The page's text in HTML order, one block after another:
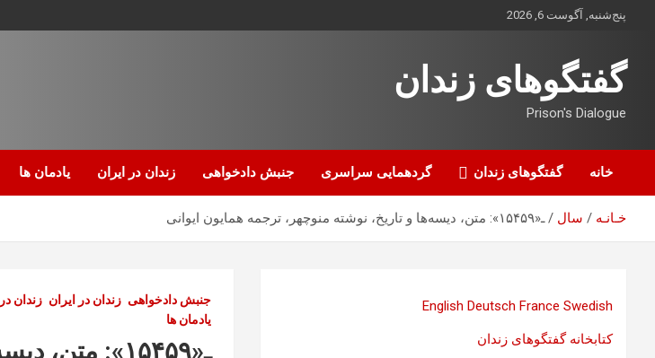
محتوا
پنج‌شنبه, آگوست 6, 2026
گفتگوهای زندان
Prison's Dialogue
خانه گفتگوهای زندان گردهمایی سراسری جنبش دادخواهی زندان در ایران یادمان ها
خـانـه سال ـ«۱۵۴۵۹»: متن، دیسه‌ها و تاریخ، نوشته منوچهر، ترجمه همایون ایوانی
جنبش دادخواهی زندان در ایران زندان
یادمان ها
ـ«۱۵۴۵۹»: متن، دیسه‌ها و تاریخ، نوشته منوچهر، ترجمه همایون ایوانی
English Deutsch France Swedish
کتابخانه گفتگوهای زندان